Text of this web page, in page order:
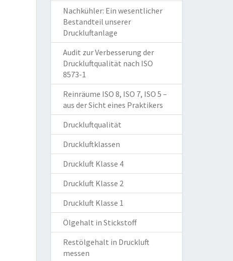
Nachkühler: Ein wesentlicher
Bestandteil unserer
Druckluftanlage
Audit zur Verbesserung der
Druckluftqualität nach ISO
8573-1
Reinräume ISO 8, ISO 7, ISO 5 –
aus der Sicht eines Praktikers
Druckluftqualität
Druckluftklassen
Druckluft Klasse 4
Druckluft Klasse 2
Druckluft Klasse 1
Ölgehalt in Stickstoff
Restölgehalt in Druckluft
messen